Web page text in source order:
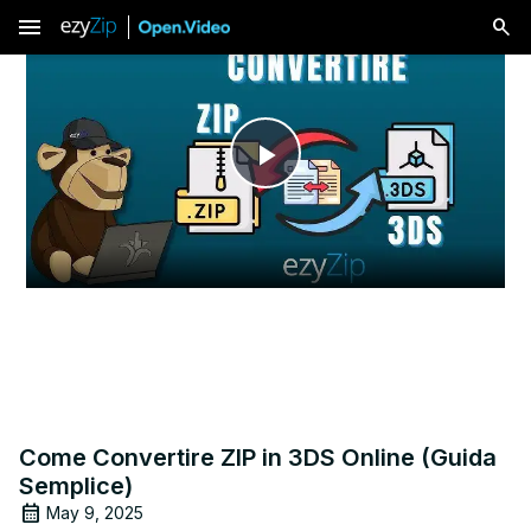
menu
Play
Video
Come Convertire ZIP in 3DS Online (Guida
Semplice)
May 9, 2025